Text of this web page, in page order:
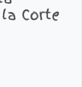
Corte